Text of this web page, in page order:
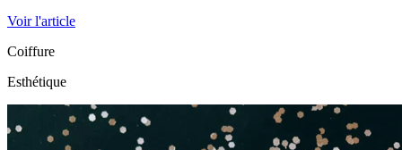
Voir l'article
Coiffure
Esthétique